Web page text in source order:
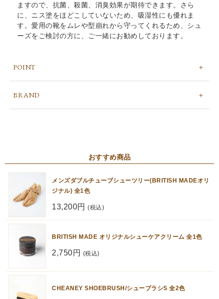
ますので、抗菌、殺菌、消臭効果が期待できます。さら
に、ニス塗をほどこしていないため、吸湿性にも優れま
す。愛用の靴をムレや型崩れから守ってくれるため、シュ
ーズをご検討の方に、ご一緒にお勧めしております。
POINT
BRAND
おすすめ商品
メンズダブルチューブシューツリー(BRITISH MADEオリ
ジナル) 全1色
13,200円 (税込)
BRITISH MADE オリジナルシューケアクリーム 全1色
2,750円 (税込)
CHEANEY SHOEBRUSH/シューブラシS 全2色